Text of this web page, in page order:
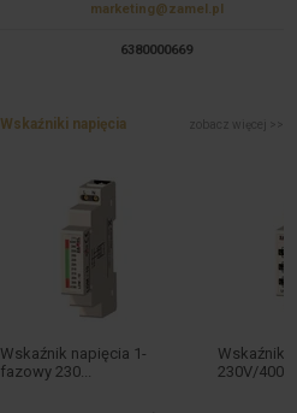
marketing@zamel.pl
6380000669
Wskaźniki napięcia zobacz więcej >>
Wskaźnik napięcia 1-
fazowy 230...
Wskaźnik
230V/400V